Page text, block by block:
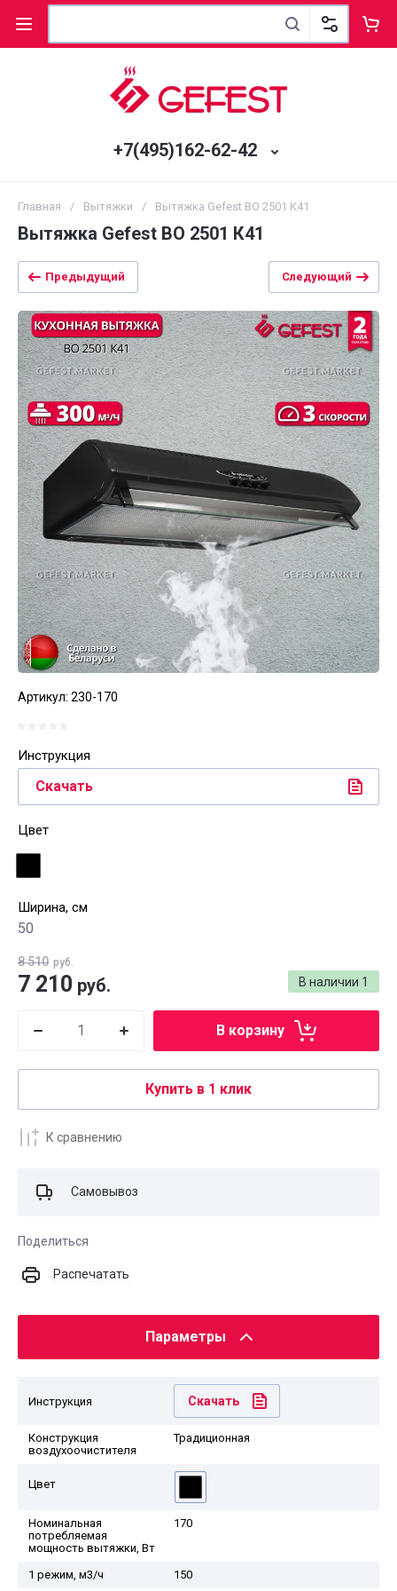
+7(495)162-62-42
Главная / Вытяжки / Вытяжка Gefest ВО 2501 К41
Вытяжка Gefest ВО 2501 К41
Предыдущий Следующий
Артикул: 230-170
Инструкция
Скачать
Цвет
Ширина, см
50
В наличии 1
8 510 руб.
7 210 руб.
В корзину
Купить в 1 клик
К сравнению
Самовывоз
Поделиться
Распечатать
Параметры
Инструкция Скачать
Конструкция
воздухоочистителя
Традиционная
Цвет
Номинальная
потребляемая
мощность вытяжки, Вт
170
1 режим, м3/ч 150